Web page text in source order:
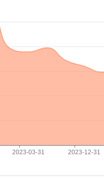
2023-03-31 2023-12-31